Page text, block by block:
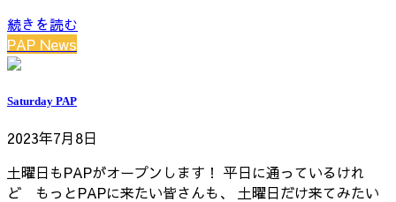
続きを読む
PAP News
Saturday PAP
2023年7月8日
土曜日もPAPがオープンします！ 平日に通っているけれ
ど もっとPAPに来たい皆さんも、 土曜日だけ来てみたい